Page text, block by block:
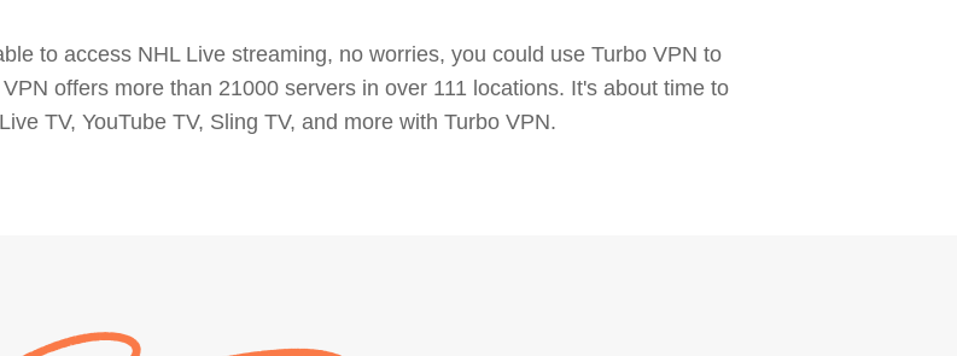
to access NHL Live streaming, no worries, you could use Turbo VPN to
offers more than 21000 servers in over 111 locations. It's about time to
TV, YouTube TV, Sling TV, and more with Turbo VPN.